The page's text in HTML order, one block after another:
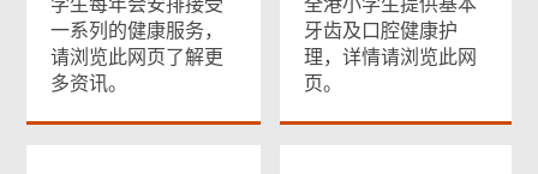
学生每年会安排接受
一系列的健康服务，
请浏览此网页了解更
多资讯。
全港小学生提供基本
牙齿及口腔健康护
理，详情请浏览此网
页。